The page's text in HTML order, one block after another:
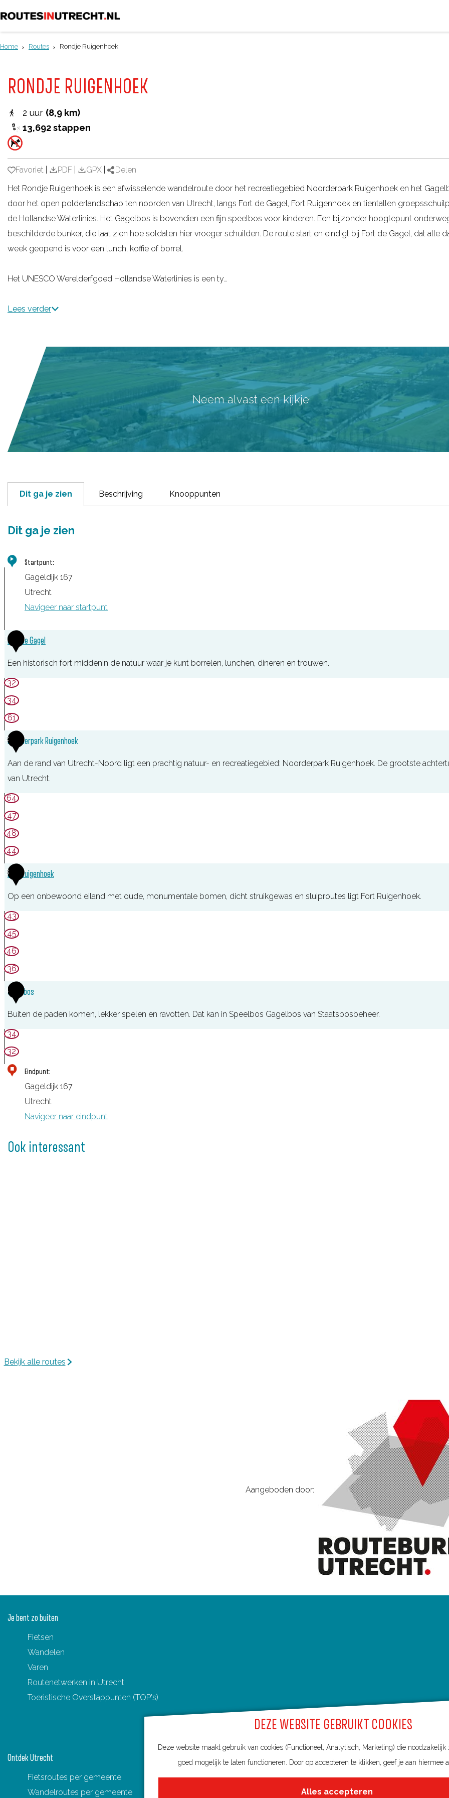
DEZE WEBSITE GEBRUIKT COOKIES
Deze website maakt gebruik van cookies (Functioneel, Analytisch, Marketing) die
goed mogelijk te laten functioneren. Door op accepteren te klikken, geef je aan hiermee
Alles accepteren
aHome Routes Rondje Ruigenhoek
RONDJE RUIGENHOEK
2 uur (8,9 km)
13,692 stappen
Favoriet
Favoriet PDF GPX
Delen
Het Rondje Ruigenhoek is een afwisselende wandelroute door het recreatiegebied Noorderpark Ruigenhoek en het
door het open polderlandschap ten noorden van Utrecht, langs Fort de Gagel, Fort Ruigenhoek en tientallen
de Hollandse Waterlinies. Het Gagelbos is bovendien een fijn speelbos voor kinderen. Een bijzonder hoogtepunt
beschilderde bunker, die laat zien hoe soldaten hier vroeger schuilden. De route start en eindigt bij Fort de Gagel, dat alle
week geopend is voor een lunch, koffie of borrel.
Het UNESCO Werelderfgoed Hollandse Waterlinies is een ty…
Lees verder
Neem alvast een kijkje
Dit ga je zien Beschrijving Knooppunten
Dit ga je zien
Startpunt:
Gageldijk 167
Utrecht
Navigeer naar startpunt
1Fort de Gagel
Een historisch fort middenin de natuur waar je kunt borrelen, lunchen, dineren en trouwen.
F
o
r
d
g
e
l
32
34
61
2Noorderpark Ruigenhoek
Aan de rand van Utrecht-Noord ligt een prachtig natuur- en recreatiegebied: Noorderpark Ruigenhoek. De grootste
van Utrecht.
64
47
48
44
3Fort Ruigenhoek
Op een onbewoond eiland met oude, monumentale bomen, dicht struikgewas en sluiproutes ligt Fort Ruigenhoek.
F
o
r
R
u
g
e
n
h
43
45
46
36
4Gagelbos
Buiten de paden komen, lekker spelen en ravotten. Dat kan in Speelbos Gagelbos van Staatsbosbeheer.
34
32
Eindpunt:
Gageldijk 167
Utrecht
Navigeer naar eindpunt
Ook interessant
Bekijk alle routes
Aangeboden door:
Je bent zo buiten
Fietsen
Wandelen
Varen
Routenetwerken in Utrecht
Toeristische Overstappunten (TOP's)
Ontdek Utrecht
Fietsroutes per gemeente
Wandelroutes per gemeente